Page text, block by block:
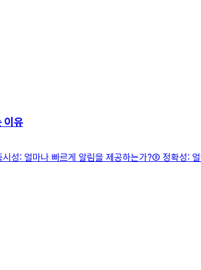
이유
성: 얼마나 빠르게 알림을 제공하는가?② 정확성: